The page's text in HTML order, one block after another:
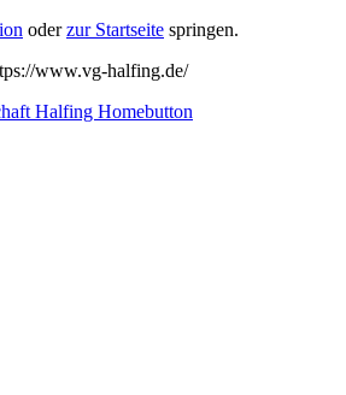
oderzur Startseite springen.
www.vg-halfing.de/